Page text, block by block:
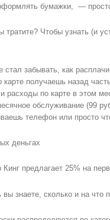
бумажки, — просто
тратите? Чтобы узнать (и
забывать, как
карте получаешь назад
расходы по карте в этом
обслуживание (99
телефон или просто
деньгах
предлагает 25% на
знаете, сколько и на что